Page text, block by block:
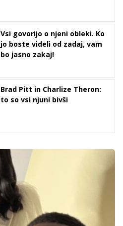
Vsi govorijo o njeni obleki. Ko
jo boste videli od zadaj, vam
bo jasno zakaj!
Brad Pitt in Charlize Theron:
to so vsi njuni bivši